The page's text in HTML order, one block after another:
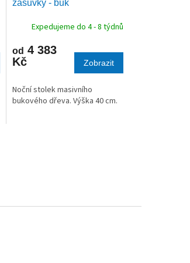
A
zásuvky - buk
Expedujeme do 4 - 8 týdnů
od 4 383
Kč
Zobrazit
Noční stolek masivního
bukového dřeva. Výška 40 cm.